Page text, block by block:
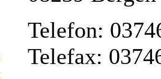
Telefon:
Telefax: